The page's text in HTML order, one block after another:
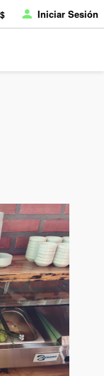
Iniciar Sesión